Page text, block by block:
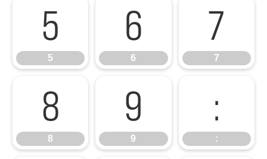
5
5
6
6
7
7
8
8
9
9
:
: